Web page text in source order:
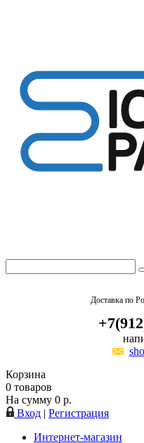
Доставка по
Корзина
0 товаров
На сумму 0 р.
Вход | Регистрация
Интернет-магазин